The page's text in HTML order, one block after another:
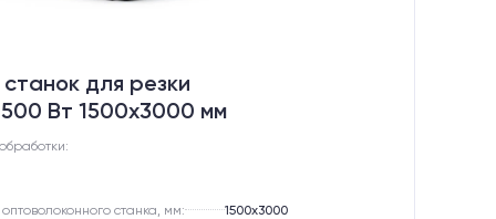
для резки
Вт 1500x3000 мм
станка, мм:
1500х3000